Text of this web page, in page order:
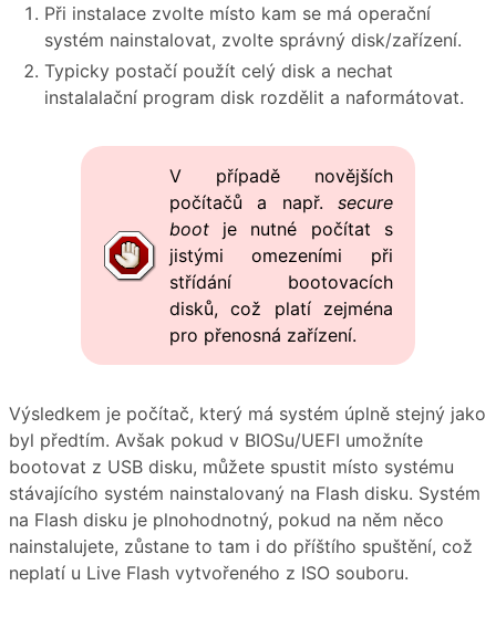
Při instalace zvolte místo kam se má operační
systém nainstalovat, zvolte správný disk/zařízení.
Typicky postačí použít celý disk a nechat
instalalační program disk rozdělit a naformátovat.
V případě novějších
počítačů a např.secure
bootje nutné počítat s
jistými omezeními při
střídání bootovacích
disků, což platí zejména
pro přenosná zařízení.
Výsledkem je počítač, který má systém úplně stejný jako
byl předtím. Avšak pokud v BIOSu/UEFI umožníte
bootovat z USB disku, můžete spustit místo systému
stávajícího systém nainstalovaný na Flash disku. Systém
na Flash disku je plnohodnotný, pokud na něm něco
nainstalujete, zůstane to tam i do příštího spuštění, což
neplatí u Live Flash vytvořeného z ISO souboru.